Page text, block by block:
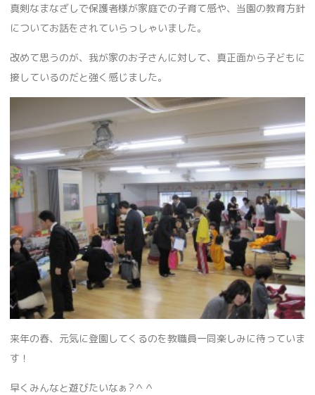
真剣なまなざしで保護者様が家庭での子育て感や、当園の教育方針
についてお話をされていらっしゃいました。
改めて思うのが、我が家のお子さんに対して、真正面から子どもに
接しているのだと強く感じました。
来年の春、元気に登園してくるのを教職員一同楽しみに待っていま
す！
早くみんなと遊びたいなぁ?＾＾